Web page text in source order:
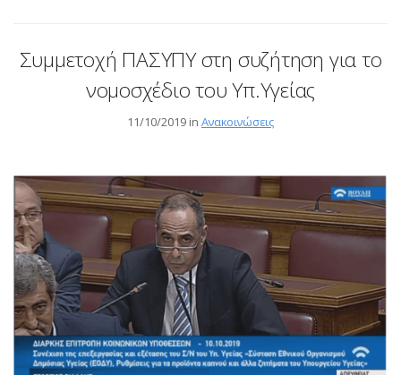
Συμμετοχή ΠΑΣΥΠΥ στη συζήτηση για το
νομοσχέδιο του Υπ.Υγείας
11/10/2019 in Ανακοινώσεις